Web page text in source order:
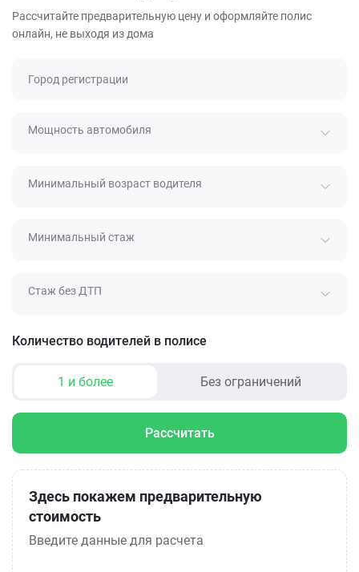
Рассчитайте предварительную цену и оформляйте полис
онлайн, не выходя из дома
Город регистрации
Мощность автомобиля
Минимальный возраст водителя
Минимальный стаж
Стаж без ДТП
Количество водителей в полисе
1 и более Без ограничений
Рассчитать
Здесь покажем предварительную
стоимость
Введите данные для расчета